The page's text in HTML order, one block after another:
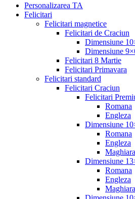
Personalizarea TA
Felicitari
Felicitari magnetice
Felicitari de Craciun
Dimensiune
Dimensiune
Felicitari 8 Martie
Felicitari Primavara
Felicitari standard
Felicitari Craciun
Felicitari
Romana
Engleza
Dimensiune
Romana
Engleza
Maghiara
Dimensiune
Romana
Engleza
Maghiara